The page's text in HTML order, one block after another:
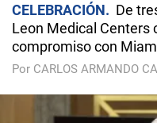
CELEBRACIÓN
De
Leon Medical Centers
compromiso con
Por CARLOS ARMANDO